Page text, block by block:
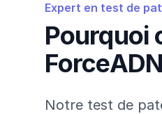
Expert en test de
Pourquoi
Notre test de